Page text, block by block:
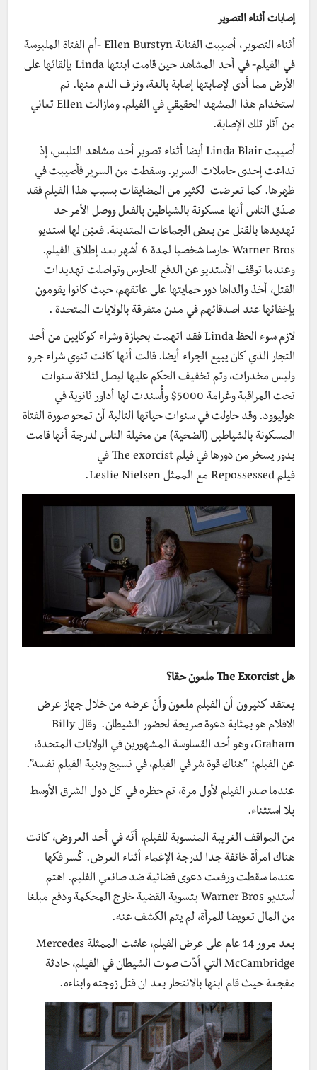
إصابات أثناء التصوير
أثناء التصوير، أصيبت الفنانة Ellen Burstyn -أم الفتاة الملبوسة
في الفيلم- في أحد المشاهد حين قامت ابنتها Linda بإلقائها على
الأرض مما أدى لإصابتها إصابة بالغة، ونزف الدم منها. تم
استخدام هذا المشهد الحقيقي في الفيلم. ومازالت Ellen تعاني
من آثار تلك الإصابة.
أصيبت Linda Blair أيضا أثناء تصوير أحد مشاهد التلبس، إذ
تداعت إحدى حاملات السرير. وسقطت من السرير فأصيبت في
ظهرها. كما تعرضت لكثير من المضايقات بسبب هذا الفيلم فقد
صدّق الناس أنها مسكونة بالشياطين بالفعل ووصل الأمر حد
تهديدها بالقتل من بعض الجماعات المتدينة. فعيّن لها استديو
Warner Bros حارسا شخصيا لمدة 6 أشهر بعد إطلاق الفيلم.
وعندما توقف الأستديو عن الدفع للحارس وتواصلت تهديدات
القتل، أخذ والداها دور حمايتها على عاتقهم، حيث كانوا يقومون
بإخفائها عند اصدقائهم في مدن متفرقة بالولايات المتحدة .
لازم سوء الحظ Linda فقد اتهمت بحيازة وشراء كوكايين من أحد
التجار الذي كان يبيع الجراء أيضا. قالت أنها كانت تنوي شراء جرو
وليس مخدرات، وتم تخفيف الحكم عليها ليصل لثلاثة سنوات
تحت المراقبة وغرامة 5000$ وأُسندت لها أداور ثانوية في
هوليوود. وقدحاولت في سنوات حياتها التالية أن تمحو صورة الفتاة
المسكونة بالشياطين (الضحية) من مخيلة الناس لدرجة أنها قامت
بدور يسخر من دورها في فيلم The exorcist في
فيلم Repossessed مع الممثل Leslie Nielsen.
هل The Exorcist ملعون حقا؟
يعتقد كثيرون أن الفيلم ملعون وأنّ عرضه من خلال جهاز عرض
الافلام هو بمثابة دعوة صريحة لحضور الشيطان. وقال Billy
Graham، وهو أحد القساوسة المشهورين في الولايات المتحدة،
عن الفيلم: “هناك قوة شر في الفيلم، في نسيج وبنية الفيلم نفسه”.
عندما صدر الفيلم لأول مرة، تم حظره في كل دول الشرق الأوسط
بلا استثناء.
من المواقف الغريبة المنسوبة للفيلم، أنّه في أحد العروض، كانت
هناك امرأة خائفة جدا لدرجة الإغماء أثناء العرض. كُسر فكها
عندما سقطت ورفعت دعوى قضائية ضد صانعي الفليم. اهتم
أستديو Warner Bros بتسوية القضية خارج المحكمة ودفع مبلغا
من المال تعويضا للمرأة، لم يتم الكشف عنه.
بعد مرور 14 عام على عرض الفيلم، عاشت الممثلة Mercedes
McCambridge التي أدّت صوت الشيطان في الفيلم، حادثة
مفجعة حيث قام ابنها بالانتحار بعد ان قتل زوجته وابناءه.